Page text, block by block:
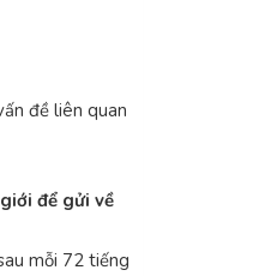
đề liên quan
để gửi về
mỗi 72 tiếng